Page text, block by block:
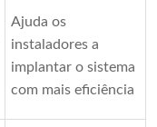
Ajuda os
instaladores a
implantar o sistema
com mais eficiência